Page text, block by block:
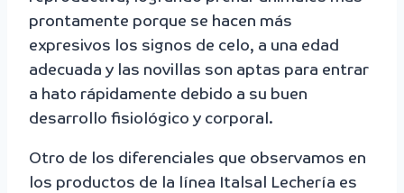
prontamente porque se hacen más
expresivos los signos de celo, a una edad
adecuada y las novillas son aptas para entrar
a hato rápidamente debido a su buen
desarrollo fisiológico y corporal.
Otro de los diferenciales que observamos en
los productos de la línea Italsal Lechería es